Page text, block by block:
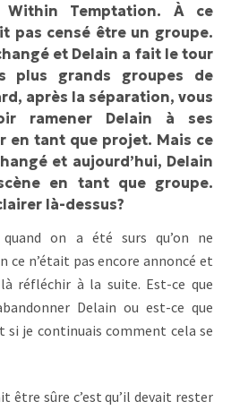
Temptation. À ce
pas censé être un groupe.
et Delain a fait le tour
plus grands groupes de
après la séparation, vous
ramener Delain à ses
en tant que projet. Mais ce
et aujourd’hui, Delain
en tant que groupe.
là-dessus?
on a été surs qu’on ne
ce n’était pas encore annoncé et
réfléchir à la suite. Est-ce que
Delain ou est-ce que
si je continuais comment cela se
être sûre c’est qu’il devait rester